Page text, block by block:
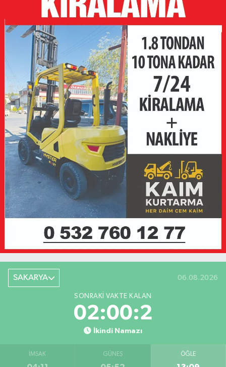
SAKARYA 06.08.2026
SONRAKI VAKTE KALAN
02:00:2
İkindi Namazı
İMSAK GÜNEŞ ÖĞLE